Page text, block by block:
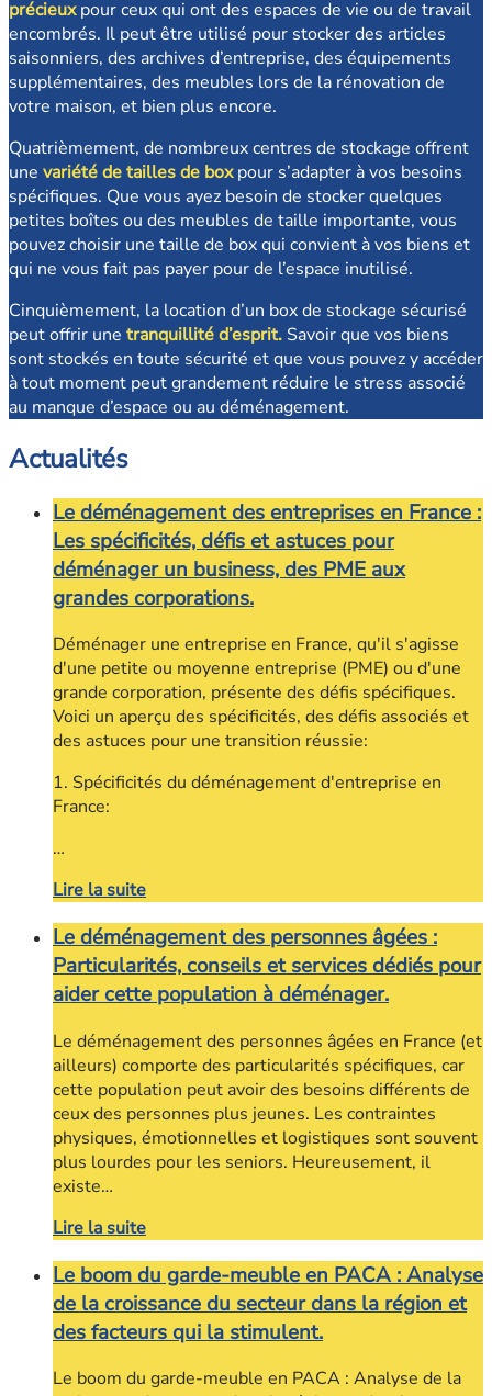
précieuxpour ceux qui ont des espaces de vie ou de travail
encombrés. Il peut être utilisé pour stocker des articles
saisonniers, des archives d’entreprise, des équipements
supplémentaires, des meubles lors de la rénovation de
votre maison, et bien plus encore.
Quatrièmement, de nombreux centres de stockage offrent
une variété de tailles de boxpour s’adapter à vos besoins
spécifiques. Que vous ayez besoin de stocker quelques
petites boîtes ou des meubles de taille importante, vous
pouvez choisir une taille de box qui convient à vos biens et
qui ne vous fait pas payer pour de l’espace inutilisé.
Cinquièmement, la location d’un box de stockage sécurisé
peut offrir une tranquillité d’esprit. Savoir que vos biens
sont stockés en toute sécurité et que vous pouvez y accéder
à tout moment peut grandement réduire le stress associé
au manque d’espace ou au déménagement.
Actualités
Le déménagement des entreprises en France :
Les spécificités, défis et astuces pour
déménager un business, des PME aux
grandes corporations.
Déménager une entreprise en France, qu'il s'agisse
d'une petite ou moyenne entreprise (PME) ou d'une
grande corporation, présente des défis spécifiques.
Voici un aperçu des spécificités, des défis associés et
des astuces pour une transition réussie:
1. Spécificités du déménagement d'entreprise en
France:
…
Lire la suite
Le déménagement des personnes âgées :
Particularités, conseils et services dédiés pour
aider cette population à déménager.
Le déménagement des personnes âgées en France (et
ailleurs) comporte des particularités spécifiques, car
cette population peut avoir des besoins différents de
ceux des personnes plus jeunes. Les contraintes
physiques, émotionnelles et logistiques sont souvent
plus lourdes pour les seniors. Heureusement, il
existe…
Lire la suite
Le boom du garde-meuble en PACA : Analyse
de la croissance du secteur dans la région et
des facteurs qui la stimulent.
Le boom du garde-meuble en PACA : Analyse de la